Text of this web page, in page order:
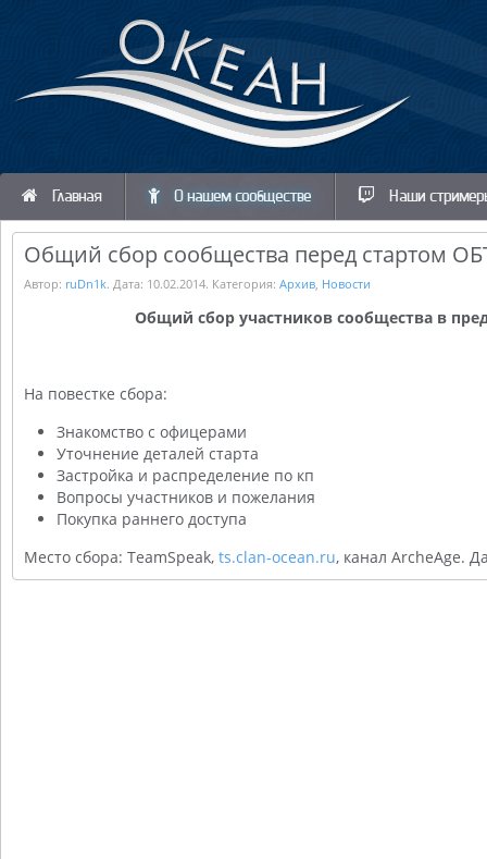
Главная О нашем сообществе Наши
Общий сбор сообщества перед стартом
Автор: ruDn1k. Дата: 10.02.2014. Категория: Архив, Новости
Общий сбор участников сообщества в
На повестке сбора:
Знакомство с офицерами
Уточнение деталей старта
Застройка и распределение по кп
Вопросы участников и пожелания
Покупка раннего доступа
Место сбора: TeamSpeak, ts.clan-ocean.ru, канал ArcheAge.